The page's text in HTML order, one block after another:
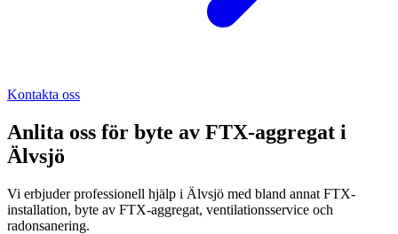
Kontakta oss
Anlita oss för byte av FTX-aggregat i
Älvsjö
Vi erbjuder professionell hjälp i Älvsjö med bland annat FTX-
installation, byte av FTX-aggregat, ventilationsservice och
radonsanering.